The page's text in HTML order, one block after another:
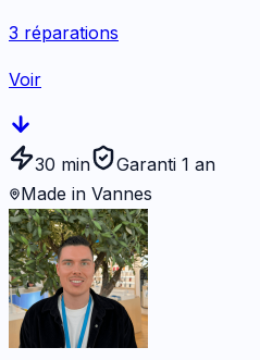
3 réparations
Voir
30 min
Garanti 1 an
Made in Vannes